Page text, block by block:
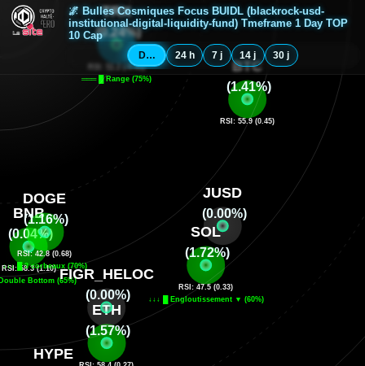
🌌 Bulles Cosmiques Focus BUIDL (blackrock-usd-
institutional-digital-liquidity-fund) Tmeframe 1 Day TOP
10 Cap
Depuis minuit
24 h 7 j 14 j 30 j